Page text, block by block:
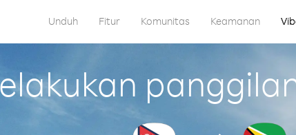
Unduh Fitur Komunitas Keamanan